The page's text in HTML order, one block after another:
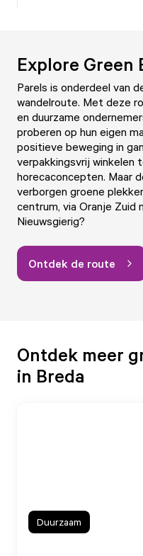
Explore Green
Parels is onderdeel van
wandelroute. Met deze
en duurzame
proberen op hun eigen
positieve beweging in
verpakkingsvrij winkelen
horecaconcepten. Maar
verborgen groene
centrum, via Oranje Zuid
Nieuwsgierig?
Ontdek de route
Ontdek meer
in Breda
Duurzaam